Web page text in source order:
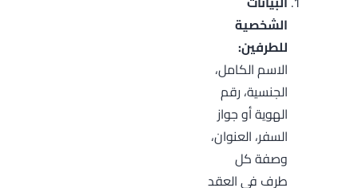
الشخصية
للطرفين:
الاسم الكامل،
الجنسية، رقم
الهوية أو جواز
السفر، العنوان،
وصفة كل
طرف في العقد